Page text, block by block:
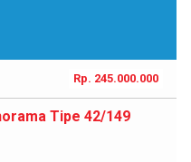
Rp. 245.000.000
Tipe 42/149